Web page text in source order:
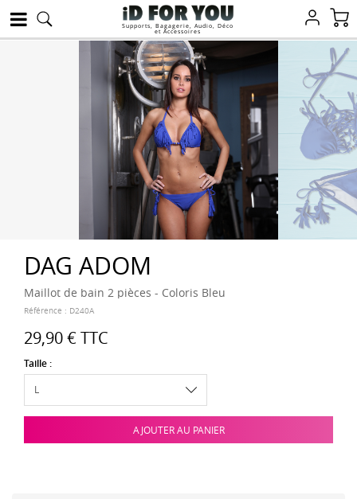
Supports, Bagagerie, Audio, Déco
et Accessoires
DAG ADOM
Maillot de bain 2 pièces - Coloris Bleu
Référence : D240A
29,90 € TTC
Taille :
AJOUTER AU PANIER